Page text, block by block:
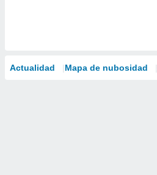
Actualidad Mapa de nubosidad